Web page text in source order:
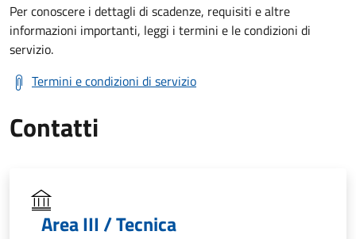
Per conoscere i dettagli di scadenze, requisiti e altre
informazioni importanti, leggi i termini e le condizioni di
servizio.
Termini e condizioni di servizio
Contatti
Area III / Tecnica